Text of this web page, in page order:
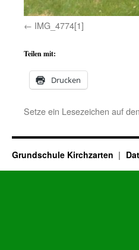
IMG_4774[1]
Teilen mit:
Drucken
Setze ein Lesezeichen auf den
Grundschule Kirchzarten